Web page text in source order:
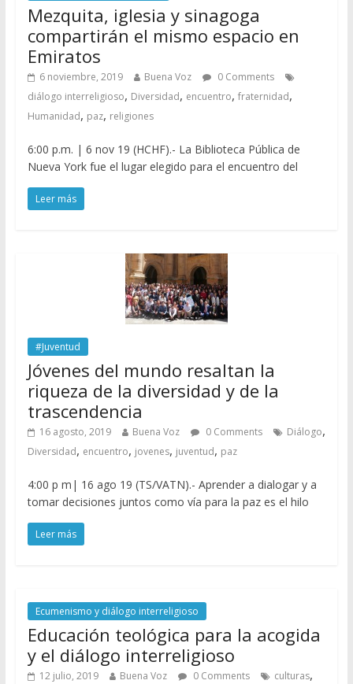
Mezquita, iglesia y sinagoga
compartirán el mismo espacio en
Emiratos
6 noviembre, 2019 Buena Voz
0 Comments
diálogo interreligioso, Diversidad, encuentro, fraternidad,
Humanidad, paz, religiones
6:00 p.m. | 6 nov 19 (HCHF).- La Biblioteca Pública de
Nueva York fue el lugar elegido para el encuentro del
Leer más
#Juventud
Jóvenes del mundo resaltan la
riqueza de la diversidad y de la
trascendencia
16 agosto, 2019 Buena Voz 0 Comments Diálogo,
Diversidad, encuentro, jovenes, juventud, paz
4:00 p m| 16 ago 19 (TS/VATN).- Aprender a dialogar y a
tomar decisiones juntos como vía para la paz es el hilo
Leer más
Ecumenismo y diálogo interreligioso
Educación teológica para la acogida
y el diálogo interreligioso
12 julio, 2019 Buena Voz 0 Comments culturas,